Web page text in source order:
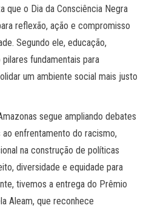
que o Dia da Consciência Negra
reflexão, ação e compromisso
Segundo ele, educação,
fundamentais para
um ambiente social mais justo
segue ampliando debates
enfrentamento do racismo,
na construção de políticas
diversidade e equidade para
tivemos a entrega do Prêmio
Aleam, que reconhece